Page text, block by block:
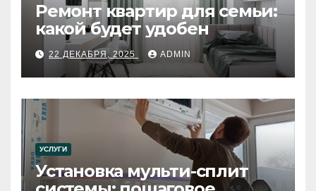
Ремонт квартир для семьи:
какой будет удобен
22 ДЕКАБРЯ, 2025 ADMIN
УСЛУГИ
Установка мульти-сплит